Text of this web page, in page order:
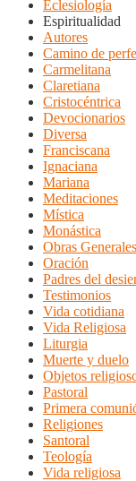
Eclesiología
Espiritualidad
Autores
Camino de
Carmelitana
Claretiana
Cristocéntrica
Devocionarios
Diversa
Franciscana
Ignaciana
Mariana
Meditaciones
Mística
Monástica
Obras Generales
Oración
Padres del
Testimonios
Vida cotidiana
Vida Religiosa
Liturgia
Muerte y duelo
Objetos
Pastoral
Primera
Religiones
Santoral
Teología
Vida religiosa